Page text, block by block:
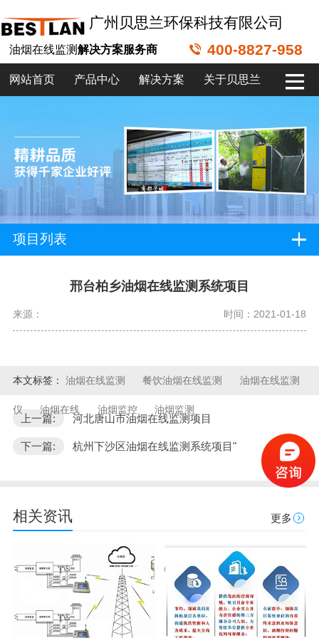
广州贝思兰环保科技有限公司
油烟在线监测解决方案服务商 400-8827-958
网站首页 产品中心 解决方案 关于贝思兰
项目列表
邢台柏乡油烟在线监测系统项目
来源： 时间：2021-01-18
本文标签： 油烟在线监测 餐饮油烟在线监测 油烟在线监测
仪 油烟在线 油烟监控 油烟监测
上一篇: 河北唐山市油烟在线监测项目
下一篇: 杭州下沙区油烟在线监测系统项目"
相关资讯 更多